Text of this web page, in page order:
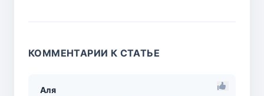
КОММЕНТАРИИ К СТАТЬЕ
Аля